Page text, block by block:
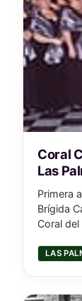
Coral
Las
Primera
Brígida
Coral
LAS